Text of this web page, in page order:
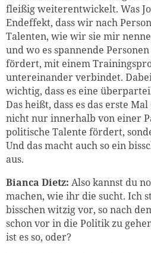
fleißig weiterentwickelt. Was
Endeffekt, dass wir nach
Talenten, wie wir sie mir
und wo es spannende
fördert, mit einem
untereinander verbindet.
wichtig, dass es eine
Das heißt, dass es das erste
nicht nur innerhalb von einer
politische Talente fördert,
Und das macht auch so ein
aus.
Bianca Dietz: Also kannst du
machen, wie ihr die sucht. Ich
bisschen witzig vor, so nach
schon vor in die Politik zu
ist es so, oder?